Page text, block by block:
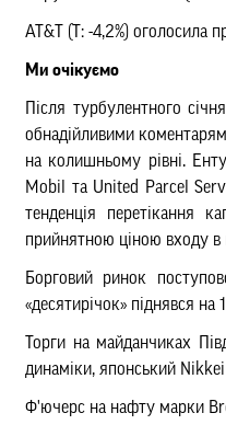
AT&T (T: -4,2%) оголосила
Ми очікуємо
Після турбулентного
обнадійливими
на колишньому рівні.
Mobil та United Parcel
тенденція перетікання
прийнятною ціною входу в
Борговий ринок
«десятирічок» піднявся на
Торги на майданчиках
динаміки, японський Nikkei
Ф'ючерс на нафту марки